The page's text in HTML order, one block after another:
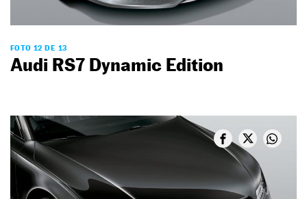
FOTO 12 DE 13
Audi RS7 Dynamic Edition